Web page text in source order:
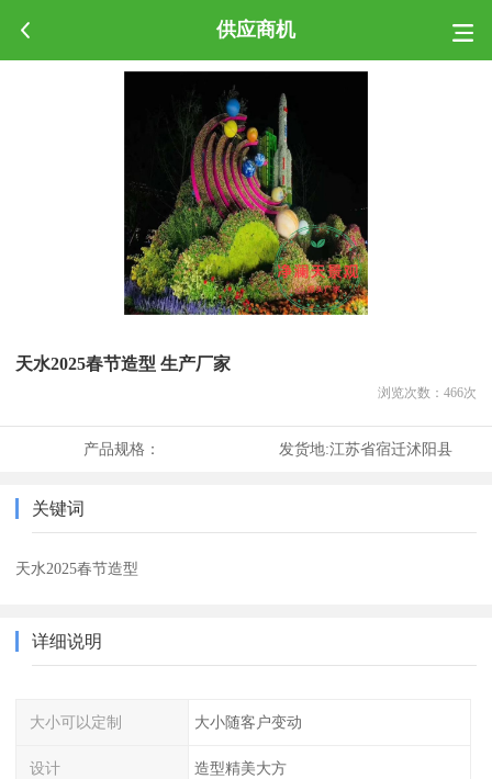
供应商机
天水2025春节造型 生产厂家
浏览次数： 466次
产品规格： 发货地:江苏省宿迁沭阳县
关键词
天水2025春节造型
详细说明
大小可以定制 大小随客户变动
设计 造型精美大方